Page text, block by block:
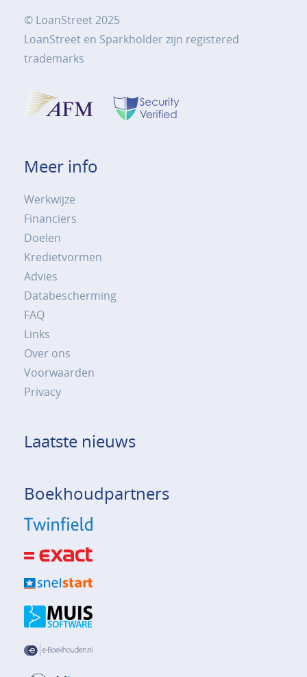
© LoanStreet 2025
LoanStreet en Sparkholder zijn registered
trademarks
Meer info
Werkwijze
Financiers
Doelen
Kredietvormen
Advies
Databescherming
FAQ
Links
Over ons
Voorwaarden
Privacy
Laatste nieuws
Boekhoudpartners